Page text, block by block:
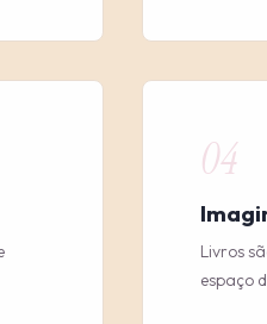
04
Livros
espaço